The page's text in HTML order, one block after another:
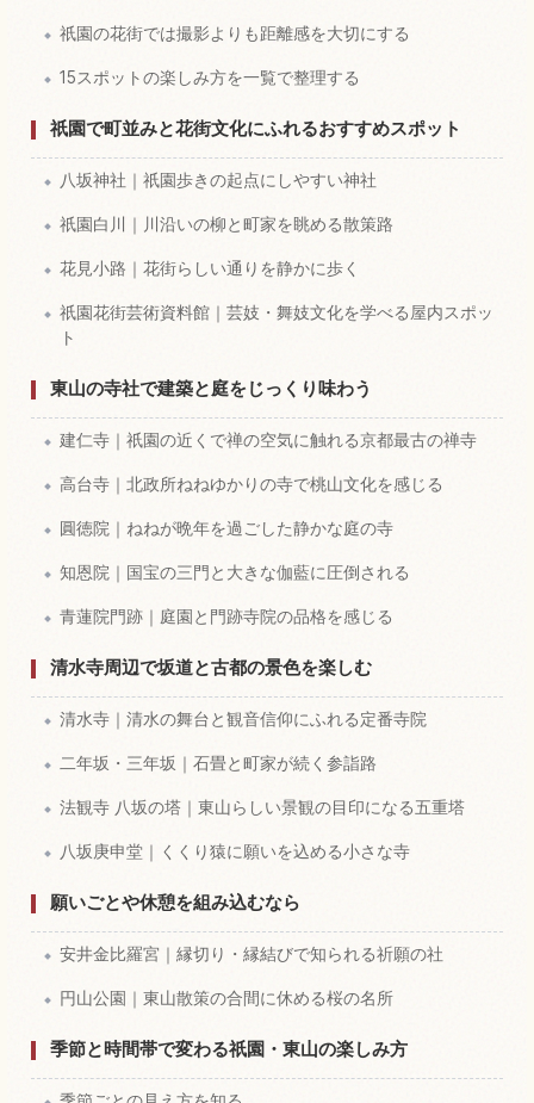
祇園の花街では撮影よりも距離感を大切にする
15スポットの楽しみ方を一覧で整理する
祇園で町並みと花街文化にふれるおすすめスポット
八坂神社｜祇園歩きの起点にしやすい神社
祇園白川｜川沿いの柳と町家を眺める散策路
花見小路｜花街らしい通りを静かに歩く
祇園花街芸術資料館｜芸妓・舞妓文化を学べる屋内スポッ
ト
東山の寺社で建築と庭をじっくり味わう
建仁寺｜祇園の近くで禅の空気に触れる京都最古の禅寺
高台寺｜北政所ねねゆかりの寺で桃山文化を感じる
圓徳院｜ねねが晩年を過ごした静かな庭の寺
知恩院｜国宝の三門と大きな伽藍に圧倒される
青蓮院門跡｜庭園と門跡寺院の品格を感じる
清水寺周辺で坂道と古都の景色を楽しむ
清水寺｜清水の舞台と観音信仰にふれる定番寺院
二年坂・三年坂｜石畳と町家が続く参詣路
法観寺 八坂の塔｜東山らしい景観の目印になる五重塔
八坂庚申堂｜くくり猿に願いを込める小さな寺
願いごとや休憩を組み込むなら
安井金比羅宮｜縁切り・縁結びで知られる祈願の社
円山公園｜東山散策の合間に休める桜の名所
季節と時間帯で変わる祇園・東山の楽しみ方